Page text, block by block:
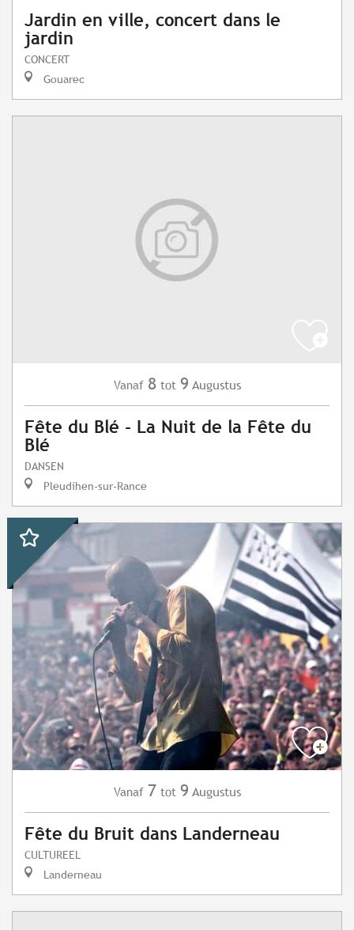
Jardin en ville, concert dans le
jardin
CONCERT
Gouarec
Vanaf 8 tot 9 Augustus
Fête du Blé - La Nuit de la Fête du
Blé
DANSEN
Pleudihen-sur-Rance
Vanaf 7 tot 9 Augustus
Fête du Bruit dans Landerneau
CULTUREEL
Landerneau